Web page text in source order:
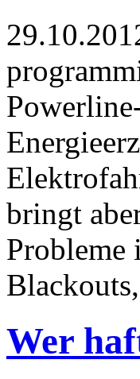
bringt
Probleme
Wer